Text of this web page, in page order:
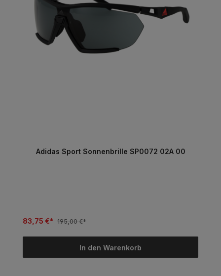
Adidas Sport Sonnenbrille SP0072 02A 00
83,75 €* 195,00 €*
In den Warenkorb